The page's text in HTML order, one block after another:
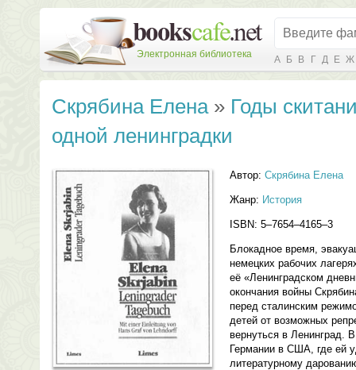
Электронная библиотека А Б В Г Д Е Ж
Скрябина Елена» Годы
одной ленинградки
Автор: Скрябина Елена
Жанр: История
ISBN: 5–7654–4165–3
Блокадное время,
немецких рабочих
её «Ленинградском
окончания войны
перед сталинским
детей от возможных
вернуться в Ленинград.
Германии в США, где ей
литературному